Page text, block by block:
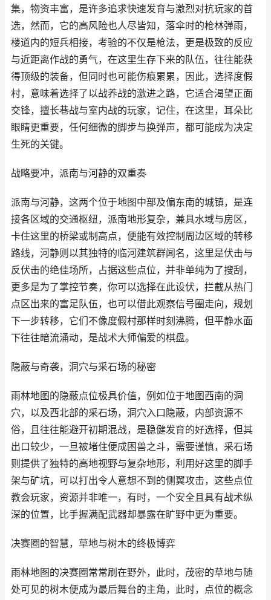
集，物资丰富，是许多追求快速发育与激烈对抗玩家的首
选，然而，它的高风险也人尽皆知，落伞时的枪林弹雨，
楼道内的短兵相接，考验的不仅是枪法，更是极致的反应
与近距离作战的勇气，在这里生存下来的队伍，往往能获
得顶级的装备，但同时也可能伤痕累累，因此，选择度假
村，意味着选择了以战养战的激进之路，它适合渴望正面
交锋，擅长巷战与室内战的玩家，记住，在这里，耳朵比
眼睛更重要，任何细微的脚步与换弹声，都可能成为决定
生死的关键。
战略要冲，派南与河静的双重奏
派南与河静，这两个位于地图中部及偏东南的城镇，是连
接各区域的交通枢纽，派南地形复杂，兼具水域与房区，
卡住这里的桥梁或制高点，便能有效控制周边区域的转移
路线，河静则以其独特的临河建筑群闻名，这里是伏击与
反伏击的绝佳场所，占据这些点位，并非单纯为了搜刮，
更多是为了掌控节奏，你可以选择在此设伏，拦截从热门
点区出来的富足队伍，也可以借此观察信号圈走向，规划
下一步转移，它们不像度假村那样时刻沸腾，但平静水面
下往往暗流涌动，是战术大师偏爱的棋盘。
隐蔽与奇袭，洞穴与采石场的秘密
雨林地图的隐蔽点位极具价值，例如位于地图西南的洞
穴，以及西北部的采石场，洞穴入口隐蔽，内部资源不
俗，且往往能避开初期混战，是稳健发育的好选择，但其
出口较少，一旦被堵住便成困兽之斗，需要谨慎，采石场
则提供了独特的高地视野与复杂地形，利用好这里的脚手
架与矿坑，可以打出令人意想不到的侧翼攻击，这些点位
教会玩家，资源并非唯一，有时，一个安全且具有战术纵
深的位置，比手握满配武器却暴露在旷野中更为重要。
决赛圈的智慧，草地与树木的终极博弈
雨林地图的决赛圈常常刷在野外，此时，茂密的草地与随
处可见的树木便成为最后舞台的主角，此时，点位的概念